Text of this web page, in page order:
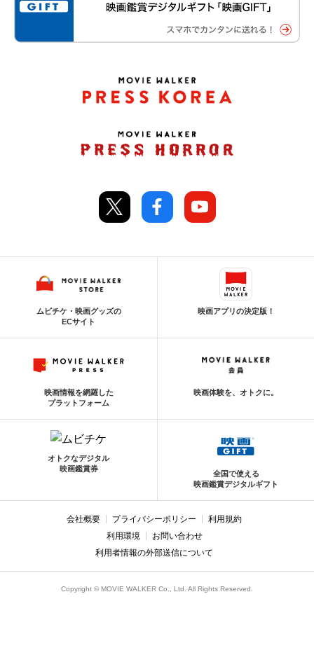
ムビチケ・映画グッズの
ECサイト
映画アプリの決定版！
映画情報を網羅した
プラットフォーム
映画体験を、オトクに。
オトクなデジタル
映画鑑賞券
全国で使える
映画鑑賞デジタルギフト
会社概要 プライバシーポリシー
利用規約
利用環境
お問い合わせ
利用者情報の外部送信について
Copyright © MOVIE WALKER Co., Ltd. All Rights Reserved.